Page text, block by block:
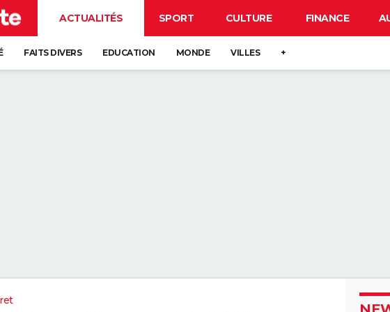
ACTUALITÉS SPORT CULTURE FINANCE
FAITS DIVERS EDUCATION MONDE VILLES +